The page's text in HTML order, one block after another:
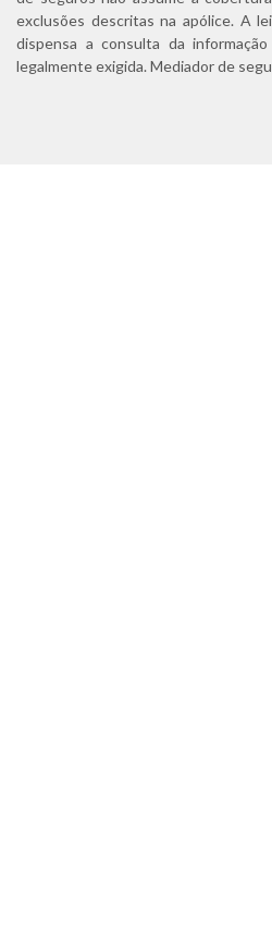
exclusões descritas na apólice. A
dispensa a consulta da
legalmente exigida. Mediador de